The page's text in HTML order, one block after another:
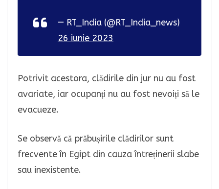
— RT_India (@RT_India_news)
26 iunie 2023
Potrivit acestora, clădirile din jur nu au fost
avariate, iar ocupanți nu au fost nevoiți să le
evacueze.
Se observă că prăbușirile clădirilor sunt
frecvente în Egipt din cauza întreținerii slabe
sau inexistente.